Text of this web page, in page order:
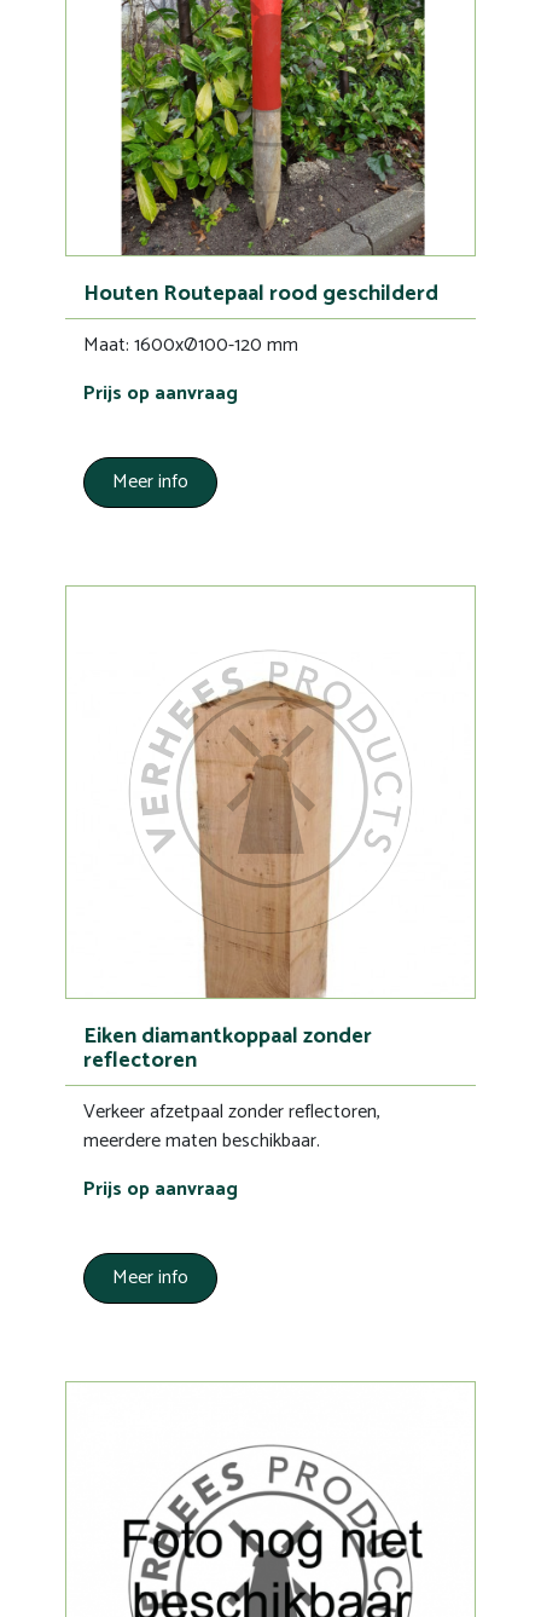
Houten Routepaal rood geschilderd
Maat: 1600xØ100-120 mm
Prijs op aanvraag
Meer info
Eiken diamantkoppaal zonder
reflectoren
Verkeer afzetpaal zonder reflectoren,
meerdere maten beschikbaar.
Prijs op aanvraag
Meer info